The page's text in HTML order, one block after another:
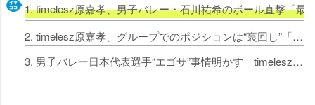
1. timelesz原嘉孝、男子バレー・石川祐希のボール直撃「最
2. timelesz原嘉孝、グループでのポジションは“裏回し”「自分が前に出るのではなくメンバーを活かす」
3. 男子バレー日本代表選手“エゴサ”事情明かす timelesz原嘉孝が質問「称賛の言葉を浴びたくなりませんか」